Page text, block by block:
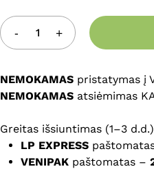
NEMOKAMAS pristatymas į
NEMOKAMAS atsiėmimas
Greitas išsiuntimas (1–3
LP EXPRESS
VENIPAK paštomatas –
puslapį, kad jų
komentarą.